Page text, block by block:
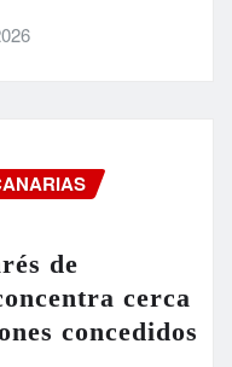
de
cerca
concedidos